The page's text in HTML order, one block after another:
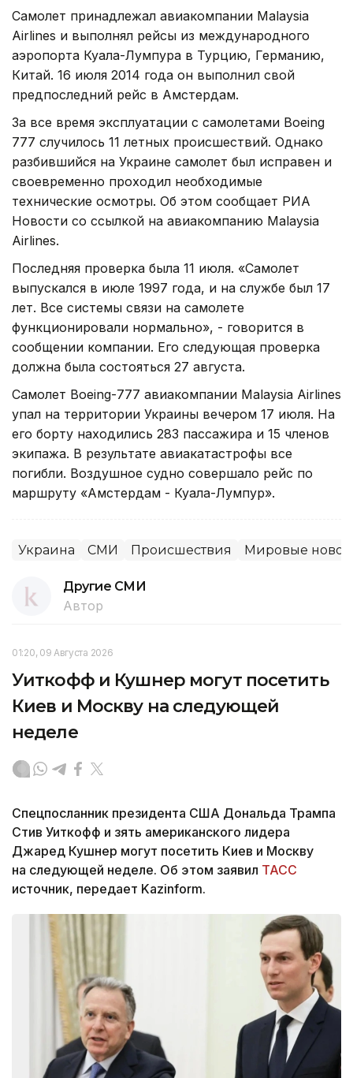
Самолет принадлежал авиакомпании Malaysia
Airlines и выполнял рейсы из международного
аэропорта Куала-Лумпура в Турцию, Германию,
Китай. 16 июля 2014 года он выполнил свой
предпоследний рейс в Амстердам.
За все время эксплуатации с самолетами Boeing
777 случилось 11 летных происшествий. Однако
разбившийся на Украине самолет был исправен и
своевременно проходил необходимые
технические осмотры. Об этом сообщает РИА
Новости со ссылкой на авиакомпанию Malaysia
Airlines.
Последняя проверка была 11 июля. «Самолет
выпускался в июле 1997 года, и на службе был 17
лет. Все системы связи на самолете
функционировали нормально», - говорится в
сообщении компании. Его следующая проверка
должна была состояться 27 августа.
Самолет Boeing-777 авиакомпании Malaysia Airlines
упал на территории Украины вечером 17 июля. На
его борту находились 283 пассажира и 15 членов
экипажа. В результате авиакатастрофы все
погибли. Воздушное судно совершало рейс по
маршруту «Амстердам - Куала-Лумпур».
Украина СМИ Происшествия Мировые
Другие СМИ
Автор
01:20, 09 Августа 2026
Уиткофф и Кушнер могут посетить
Киев и Москву на следующей
неделе
Спецпосланник президента США Дональда Трампа
Стив Уиткофф и зять американского лидера
Джаред Кушнер могут посетить Киев и Москву
на следующей неделе. Об этом заявил ТАСС
источник, передает Kazinform.